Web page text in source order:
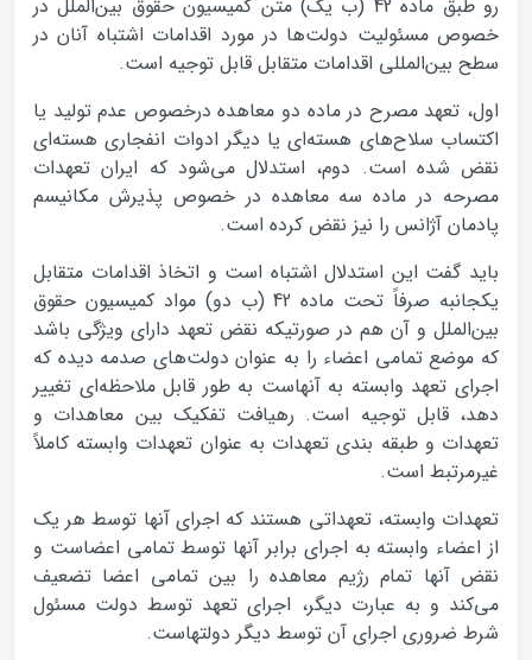
رو طبق ماده 42 (ب یک) متن کمیسیون حقوق بین‌الملل در
خصوص مسئولیت دولت‌ها در مورد اقدامات اشتباه آنان در
سطح بین‌المللی اقدامات متقابل قابل توجیه است.
اول، تعهد مصرح در ماده دو معاهده درخصوص عدم تولید یا
اکتساب سلاح‌های هسته‌ای یا دیگر ادوات انفجاری هسته‌ای
نقض شده است. دوم، استدلال می‌شود که ایران تعهدات
مصرحه در ماده سه معاهده در خصوص پذیرش مکانیسم
پادمان آژانس را نیز نقض کرده است.
باید گفت این استدلال اشتباه است و اتخاذ اقدامات متقابل
یکجانبه صرفاً تحت ماده 42 (ب دو) مواد کمیسیون حقوق
بین‌الملل و آن هم در صورتیکه نقض تعهد دارای ویژگی باشد
که موضع تمامی اعضاء را به عنوان دولت‌های صدمه دیده که
اجرای تعهد وابسته به آنهاست به طور قابل ملاحظه‌ای تغییر
دهد، قابل توجیه است. رهیافت تفکیک بین معاهدات و
تعهدات و طبقه بندی تعهدات به عنوان تعهدات وابسته کاملاً
غیرمرتبط است.
تعهدات وابسته، تعهداتی هستند که اجرای آنها توسط هر یک
از اعضاء وابسته به اجرای برابر آنها توسط تمامی اعضاست و
نقض آنها تمام رژیم معاهده را بین تمامی اعضا تضعیف
می‌کند و به عبارت دیگر، اجرای تعهد توسط دولت مسئول
شرط ضروری اجرای آن توسط دیگر دولتهاست.